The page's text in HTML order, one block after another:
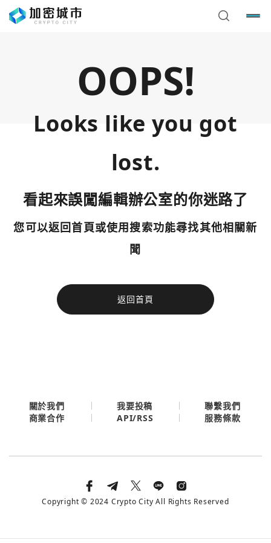
OOPS!
Looks like you got
lost.
看起來誤闖編輯辦公室的你迷路了
您可以返回首頁或使用搜索功能尋找其他相關新
聞
返回首頁
今日熱門
使用以下帳號繼續
您已閒置5分鐘，請點擊關閉按鈕或空白處，即可回到加密
今日熱門
關於我們 我要投稿
聯繫我們
商業合作
API/RSS 服務條款
Copyright © 2024 Crypto City All Rights Reserved